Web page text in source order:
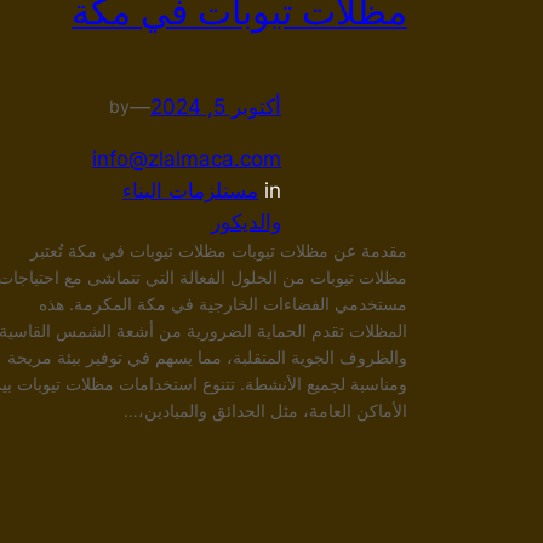
مظلات تيوبات في مكة
أكتوبر 5, 2024 —
by
info@zlalmaca.com
in مستلزمات البناء
والديكور
مقدمة عن مظلات تيوبات مظلات تيوبات في مكة تُعتبر
مظلات تيوبات من الحلول الفعالة التي تتماشى مع
مستخدمي الفضاءات الخارجية في مكة المكرمة. هذه
المظلات تقدم الحماية الضرورية من أشعة الشمس القاسية
والظروف الجوية المتقلبة، مما يسهم في توفير بيئة مريحة
ومناسبة لجميع الأنشطة. تتنوع استخدامات مظلات تيوبات
الأماكن العامة، مثل الحدائق والميادين،…